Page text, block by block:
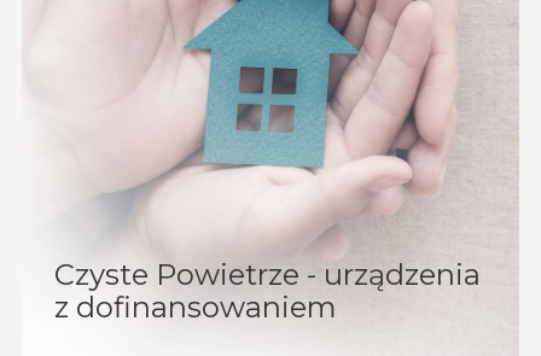
Czyste Powietrze - urządzenia
z dofinansowaniem